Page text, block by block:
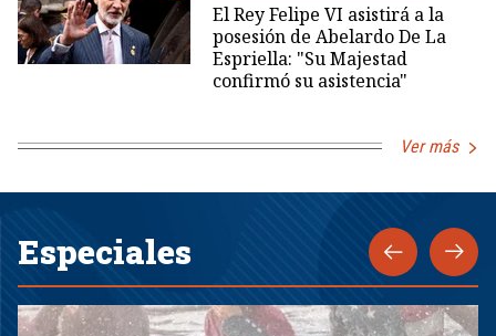
El Rey Felipe VI asistirá a la
posesión de Abelardo De La
Espriella: "Su Majestad
confirmó su asistencia"
Ver más
Especiales